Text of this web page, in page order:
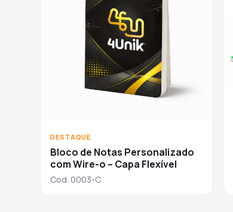
DESTAQUE
Bloco de Notas Personalizado
com Wire-o – Capa Flexível
Cod. 0003-C